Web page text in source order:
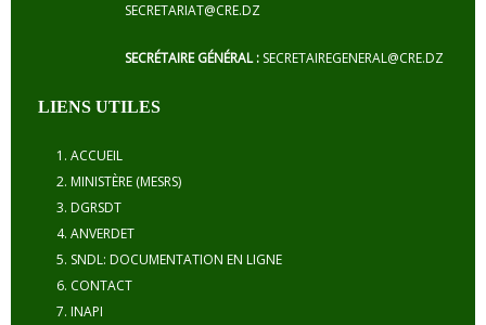
SECRETARIAT@CRE.DZ
SECRÉTAIRE GÉNÉRAL : SECRETAIREGENERAL@CRE.DZ
LIENS UTILES
ACCUEIL
MINISTÈRE (MESRS)
DGRSDT
ANVERDET
SNDL: DOCUMENTATION EN LIGNE
CONTACT
INAPI